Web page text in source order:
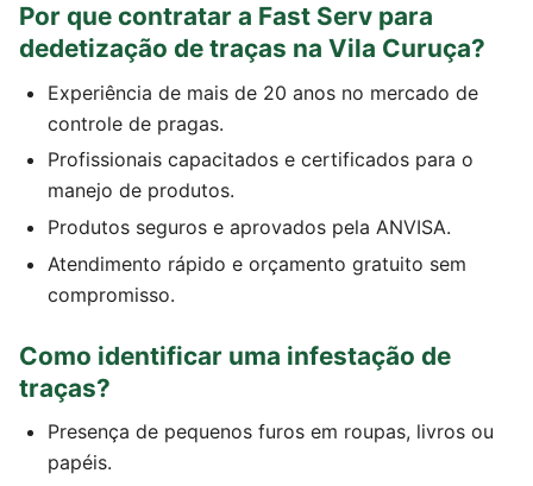
Por que contratar a Fast Serv para
dedetização de traças na Vila Curuça?
Experiência de mais de 20 anos no mercado de
controle de pragas.
Profissionais capacitados e certificados para o
manejo de produtos.
Produtos seguros e aprovados pela ANVISA.
Atendimento rápido e orçamento gratuito sem
compromisso.
Como identificar uma infestação de
traças?
Presença de pequenos furos em roupas, livros ou
papéis.